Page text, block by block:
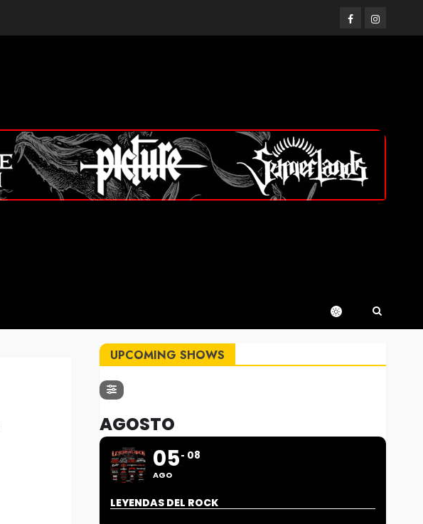
FacebookInstagram
UPCOMING SHOWS
AGOSTO
05
AGO
08
LEYENDAS DEL ROCK